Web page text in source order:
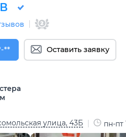
63
** Оставить заявку
улица, 43Б пн-пт